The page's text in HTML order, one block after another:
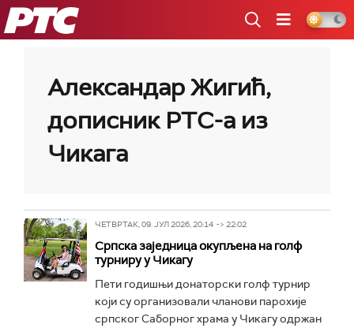
РТС
Александар Жигић,
дописник РТС-а из
Чикага
ЧЕТВРТАК, 09. ЈУЛ 2026, 20:14 -> 22:02
Српска заједница окупљена на голф
турниру у Чикагу
Пети годишњи донаторски голф турнир
који су организовали чланови парохије
српског Саборног храма у Чикагу одржан